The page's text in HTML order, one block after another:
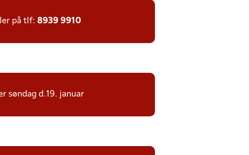
på tlf: 8939 9910
søndag d.19. januar